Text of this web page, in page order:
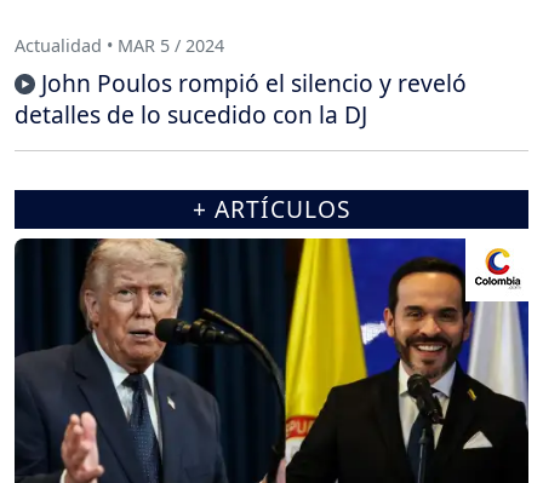
Actualidad • MAR 5 / 2024
John Poulos rompió el silencio y reveló
detalles de lo sucedido con la DJ
+ ARTÍCULOS